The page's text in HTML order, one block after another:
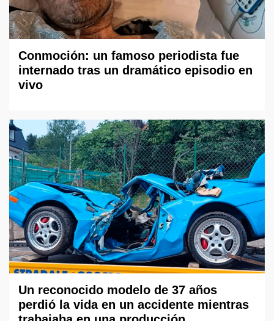
Conmoción: un famoso periodista fue
internado tras un dramático episodio en
vivo
Un reconocido modelo de 37 años
perdió la vida en un accidente mientras